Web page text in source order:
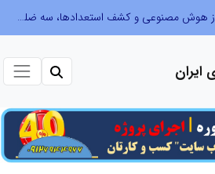
الگوپذیری خلاق، بهره‌گیری از هوش مصنوعی و کشف استعدادها، سه ضلع موفقیت جوانان کارآفرین
ایران